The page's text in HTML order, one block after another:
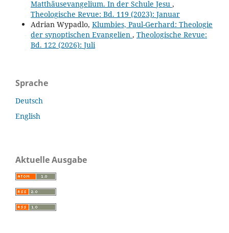
Matthäusevangelium. In der Schule Jesu ,
Theologische Revue: Bd. 119 (2023): Januar
Adrian Wypadlo, Klumbies, Paul-Gerhard: Theologie
der synoptischen Evangelien , Theologische Revue:
Bd. 122 (2026): Juli
Sprache
Deutsch
English
Aktuelle Ausgabe